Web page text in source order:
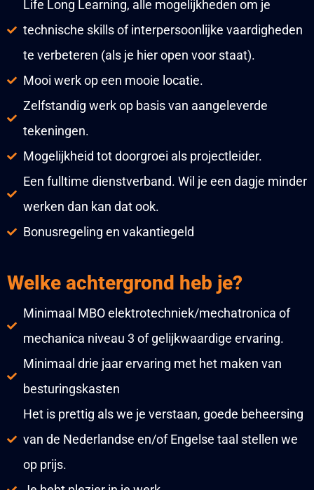
Life Long Learning, alle mogelijkheden om je
technische skills of interpersoonlijke vaardigheden
te verbeteren (als je hier open voor staat).
Mooi werk op een mooie locatie.
Zelfstandig werk op basis van aangeleverde
tekeningen.
Mogelijkheid tot doorgroei als projectleider.
Een fulltime dienstverband. Wil je een dagje minder
werken dan kan dat ook.
Bonusregeling en vakantiegeld
Welke achtergrond heb je?
Minimaal MBO elektrotechniek/mechatronica of
mechanica niveau 3 of gelijkwaardige ervaring.
Minimaal drie jaar ervaring met het maken van
besturingskasten
Het is prettig als we je verstaan, goede beheersing
van de Nederlandse en/of Engelse taal stellen we
op prijs.